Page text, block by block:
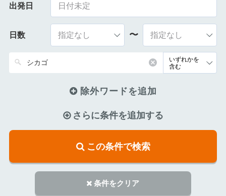
出発日
日数 〜
除外ワードを追加
さらに条件を追加する
この条件で検索
条件をクリア